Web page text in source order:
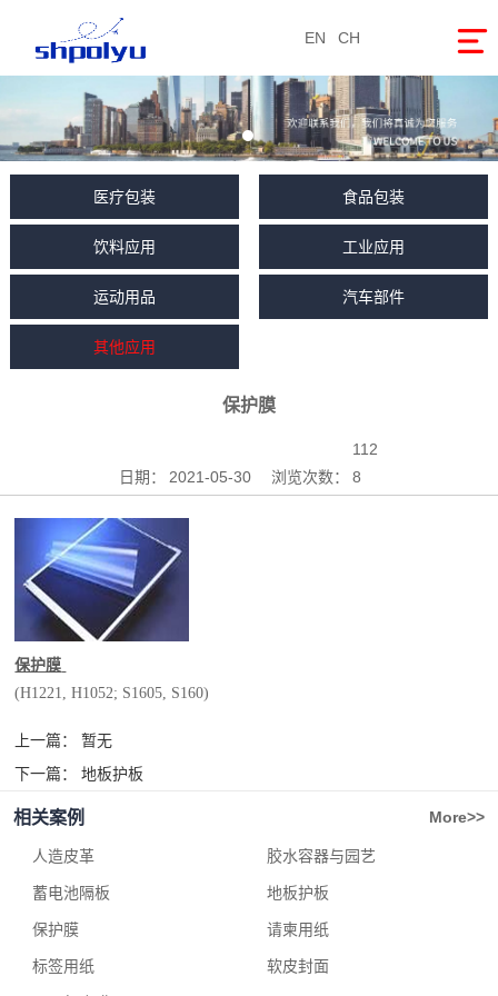
EN CH
医疗包装 食品包装
饮料应用 工业应用
运动用品 汽车部件
其他应用
保护膜
日期： 2021-05-30 浏览次数：
112
8
保护膜
(H1221, H1052; S1605, S160)
上一篇：
暂无
下一篇：
地板护板
相关案例 More>>
人造皮革
胶水容器与园艺
安瓶
蓄电池隔板 地板护板
保护膜 请柬用纸
标签用纸 软皮封面